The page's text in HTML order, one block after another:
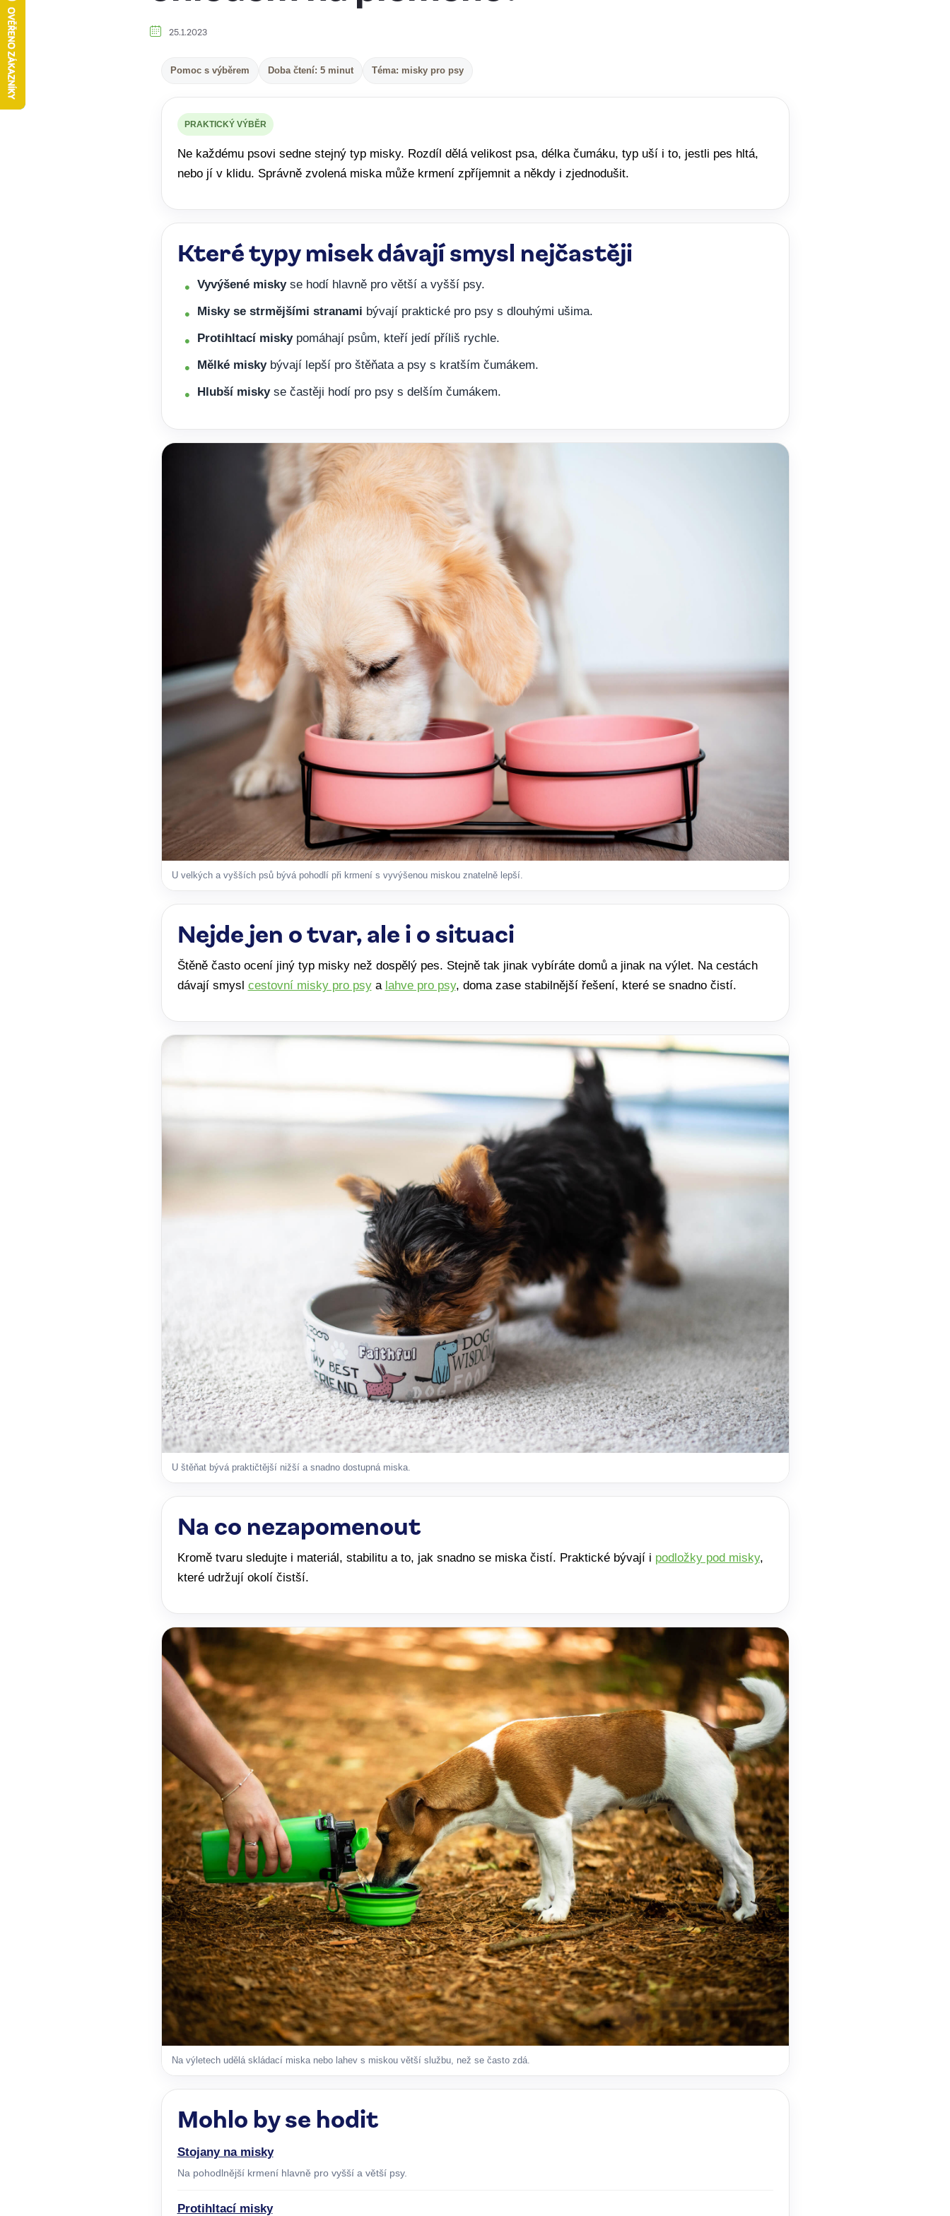
25.1.2023
Pomoc s výběrem Doba čtení: 5 minut Téma: misky pro psy
PRAKTICKÝ VÝBĚR
Ne každému psovi sedne stejný typ misky. Rozdíl dělá velikost psa, délka čumáku, typ uší i to, jestli pes hltá,
nebo jí v klidu. Správně zvolená miska může krmení zpříjemnit a někdy i zjednodušit.
Které typy misek dávají smysl nejčastěji
Vyvýšené miskyse hodí hlavně pro větší a vyšší psy.
Misky se strmějšími stranami bývají praktické pro psy s dlouhými ušima.
Protihltací miskypomáhají psům, kteří jedí příliš rychle.
Mělké miskybývají lepší pro štěňata a psy s kratším čumákem.
Hlubší miskyse častěji hodí pro psy s delším čumákem.
U velkých a vyšších psů bývá pohodlí při krmení s vyvýšenou miskou znatelně lepší.
Nejde jen o tvar, ale i o situaci
Štěně často ocení jiný typ misky než dospělý pes. Stejně tak jinak vybíráte domů a jinak na výlet. Na cestách
dávají smysl cestovní misky pro psya lahve pro psy, doma zase stabilnější řešení, které se snadno čistí.
U štěňat bývá praktičtější nižší a snadno dostupná miska.
Na co nezapomenout
Kromě tvaru sledujte i materiál, stabilitu a to, jak snadno se miska čistí. Praktické bývají i podložky pod misky,
které udržují okolí čistší.
Na výletech udělá skládací miska nebo lahev s miskou větší službu, než se často zdá.
Mohlo by se hodit
Stojany na misky
Na pohodlnější krmení hlavně pro vyšší a větší psy.
Protihltací misky